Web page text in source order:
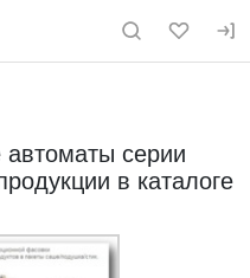
eqinfo.ru
серии
в каталоге